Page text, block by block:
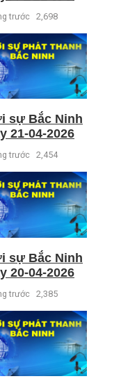
trước 2,698
sự Bắc Ninh
21-04-2026
trước 2,454
sự Bắc Ninh
20-04-2026
trước 2,385